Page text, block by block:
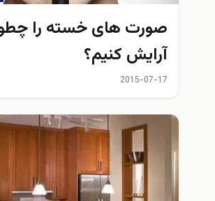
صورت های خسته را
آرایش کنیم؟
2015-07-17